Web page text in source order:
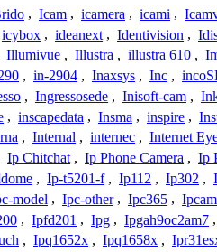
, Icam , icamera , icami ,
icybox , ideanext , Identivision ,
Illumivue , Illustra , illustra 610 ,
, in-2904 , Inaxsys , Inc ,
, Ingressosede , Inisoft-cam ,
, inscapedata , Insma , inspire ,
, Internal , internec , Internet
Ip Chitchat , Ip Phone Camera , Ip
, Ip-t5201-f , Ip112 , Ip302 ,
model , Ipc-other , Ipc365 ,
, Ipfd201 , Ipg , Ipgah9oc2am7 ,
, Ipq1652x , Ipq1658x ,